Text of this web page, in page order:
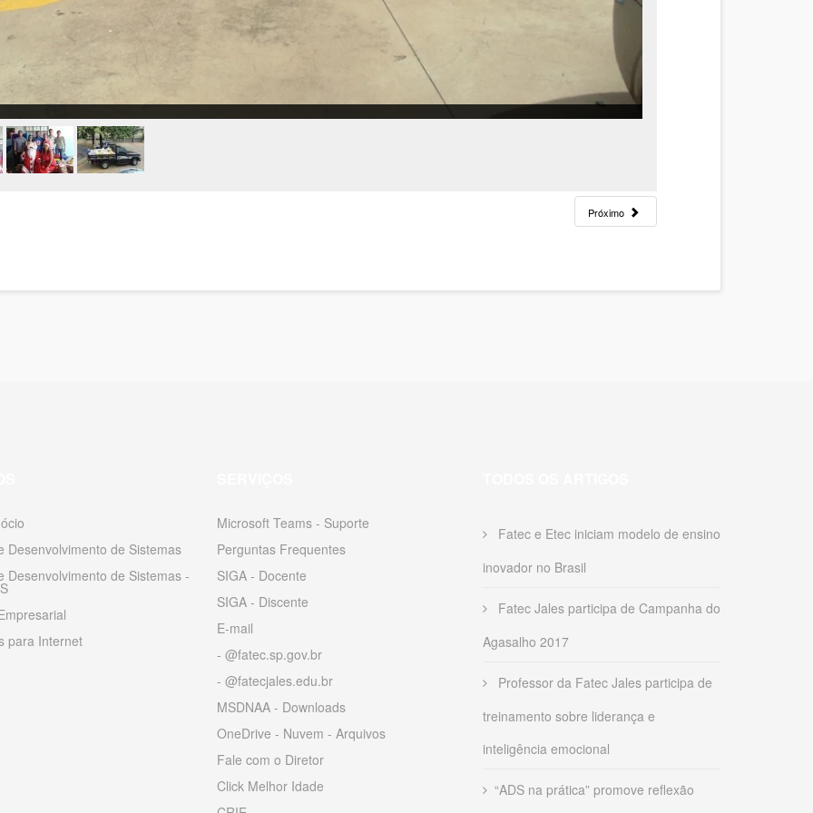
Próximo
Desenvolvimento de Sistemas
Desenvolvimento de Sistemas -
para Internet
Microsoft Teams - Suporte
Perguntas Frequentes
SIGA - Docente
SIGA - Discente
E-mail
- @fatec.sp.gov.br
- @fatecjales.edu.br
MSDNAA - Downloads
OneDrive - Nuvem - Arquivos
Fale com o Diretor
Click Melhor Idade
Fatec e Etec iniciam modelo de ensino
inovador no Brasil
Fatec Jales participa de Campanha do
Agasalho 2017
Professor da Fatec Jales participa de
treinamento sobre liderança e
inteligência emocional
“ADS na prática” promove reflexão